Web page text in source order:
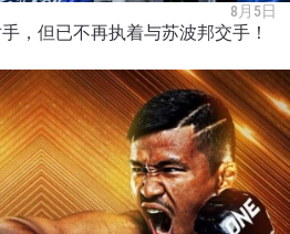
8月5日
，但已不再执着与苏波邦交手！